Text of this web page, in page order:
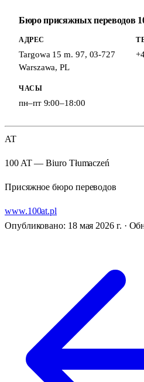
Бюро присяжных переводов
АДРЕС
Targowa 15 m. 97, 03-727
Warszawa,PL
ЧАСЫ
пн–пт 9:00–18:00
AT
100 AT — Biuro Tłumaczeń
Присяжное бюро переводов
www.100at.pl
Опубликовано: 18 мая 2026 г. ·